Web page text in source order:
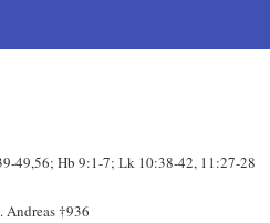
49,56; Hb 9:1-7; Lk 10:38-42, 11:27-28
Andreas †936